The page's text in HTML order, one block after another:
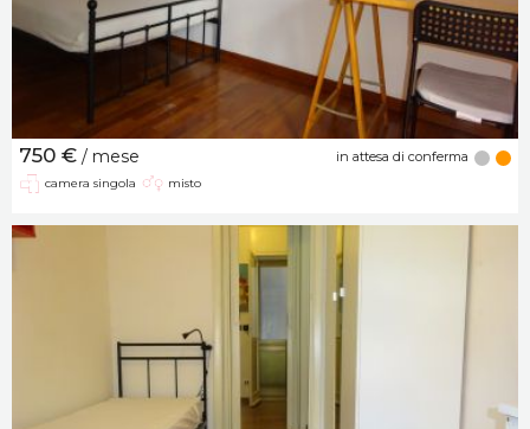
750 € / mese in attesa di conferma
camera singola misto